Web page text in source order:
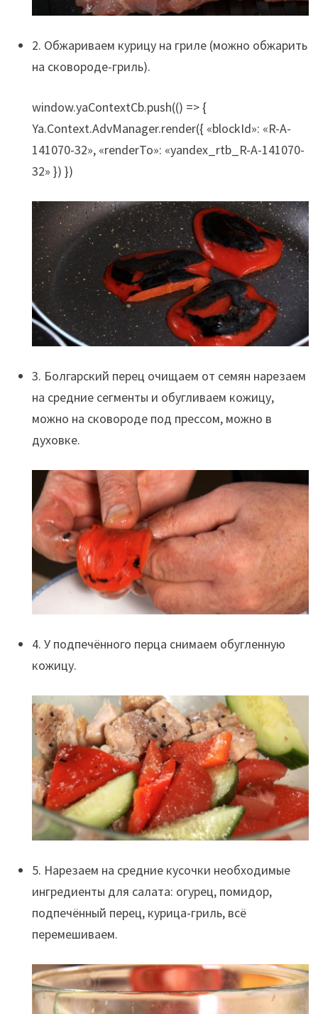
2. Обжариваем курицу на гриле (можно обжарить
на сковороде-гриль).
window.yaContextCb.push(() => {
Ya.Context.AdvManager.render({ «blockId»: «R-A-
141070-32», «renderTo»: «yandex_rtb_R-A-141070-
32» }) })
3. Болгарский перец очищаем от семян нарезаем
на средние сегменты и обугливаем кожицу,
можно на сковороде под прессом, можно в
духовке.
4. У подпечённого перца снимаем обугленную
кожицу.
5. Нарезаем на средние кусочки необходимые
ингредиенты для салата: огурец, помидор,
подпечённый перец, курица-гриль, всё
перемешиваем.